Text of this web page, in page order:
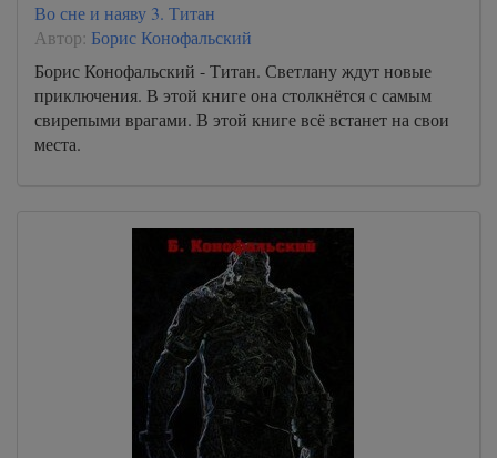
Во сне и наяву 3. Титан
Автор: Борис Конофальский
Борис Конофальский - Титан. Светлану ждут новые
приключения. В этой книге она столкнётся с самым
свирепыми врагами. В этой книге всё встанет на свои
места.